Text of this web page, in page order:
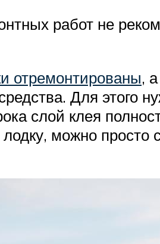
работ не
отремонтированы,
Для этого
слой клея
можно просто